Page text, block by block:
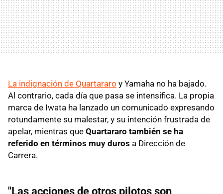
La indignación de Quartararo y Yamaha no ha bajado.
Al contrario, cada día que pasa se intensifica. La propia
marca de Iwata ha lanzado un comunicado expresando
rotundamente su malestar, y su intención frustrada de
apelar, mientras que Quartararo también se ha
referido en términos muy duros a Dirección de
Carrera.
"Las acciones de otros pilotos son